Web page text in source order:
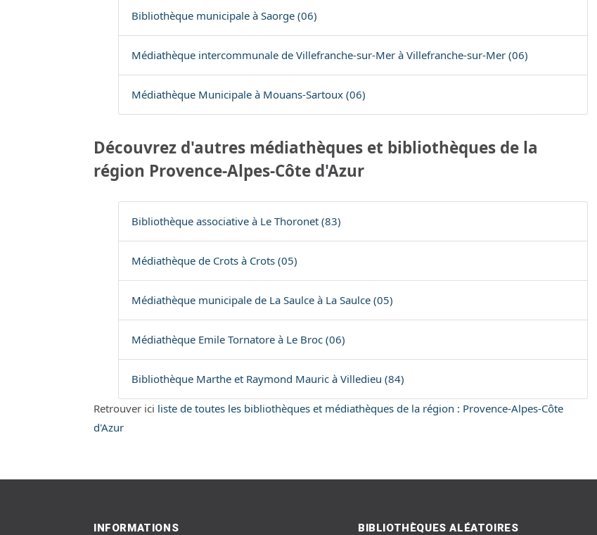
Bibliothèque municipale à Saorge (06)
Médiathèque intercommunale de Villefranche-sur-Mer à Villefranche-sur-Mer (06)
Médiathèque Municipale à Mouans-Sartoux (06)
Découvrez d'autres médiathèques et bibliothèques de la
région Provence-Alpes-Côte d'Azur
Bibliothèque associative à Le Thoronet (83)
Médiathèque de Crots à Crots (05)
Médiathèque municipale de La Saulce à La Saulce (05)
Médiathèque Emile Tornatore à Le Broc (06)
Bibliothèque Marthe et Raymond Mauric à Villedieu (84)
Retrouver ici liste de toutes les bibliothèques et médiathèques de la région : Provence-Alpes-Côte
d'Azur
INFORMATIONS BIBLIOTHÈQUES ALÉATOIRES